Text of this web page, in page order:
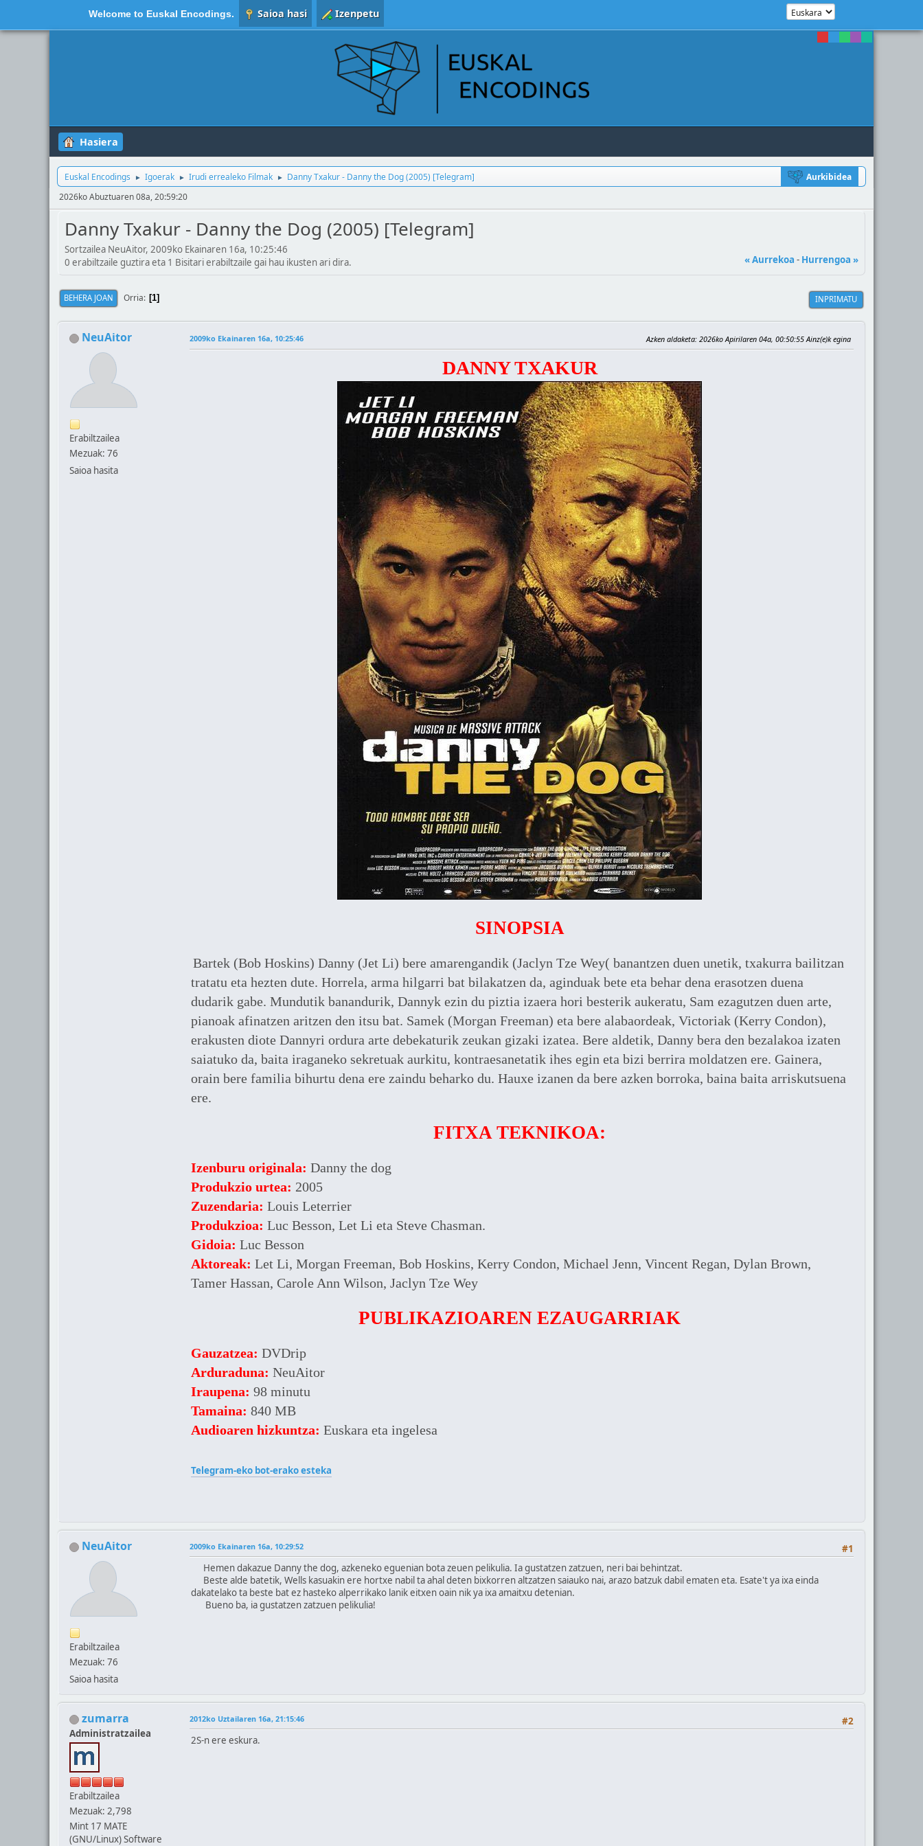
Welcome to Euskal Encodings. Saioa hasi Izenpetu
Hasiera
Euskal Encodings ► Igoerak ► Irudi errealeko Filmak ► Danny Txakur - Danny the Dog (2005) [Telegram]
Aurkibidea
2026ko Abuztuaren 08a, 20:59:20
Danny Txakur - Danny the Dog (2005) [Telegram]
Sortzailea NeuAitor, 2009ko Ekainaren 16a, 10:25:46
« Aurrekoa - Hurrengoa »
0 erabiltzaile guztira eta 1 Bisitari erabiltzaile gai hau ikusten ari dira.
INPRIMATU
BEHERA JOAN Orria 1
NeuAitor
Erabiltzailea
Mezuak: 76
Saioa hasita
2009ko Ekainaren 16a, 10:25:46 Azken aldaketa: 2026ko Apirilaren 04a, 00:50:55 Ainz(e)k egina
DANNY TXAKUR
SINOPSIA
Bartek (Bob Hoskins) Danny (Jet Li) bere amarengandik (Jaclyn Tze Wey( banantzen duen unetik, txakurra bailitzan
tratatu eta hezten dute. Horrela, arma hilgarri bat bilakatzen da, aginduak bete eta behar dena erasotzen duena
dudarik gabe. Mundutik banandurik, Dannyk ezin du piztia izaera hori besterik aukeratu, Sam ezagutzen duen arte,
pianoak afinatzen aritzen den itsu bat. Samek (Morgan Freeman) eta bere alabaordeak, Victoriak (Kerry Condon),
erakusten diote Dannyri ordura arte debekaturik zeukan gizaki izatea. Bere aldetik, Danny bera den bezalakoa izaten
saiatuko da, baita iraganeko sekretuak aurkitu, kontraesanetatik ihes egin eta bizi berrira moldatzen ere. Gainera,
orain bere familia bihurtu dena ere zaindu beharko du. Hauxe izanen da bere azken borroka, baina baita arriskutsuena
ere.
FITXA TEKNIKOA:
Izenburu originala: Danny the dog
Produkzio urtea: 2005
Zuzendaria: Louis Leterrier
Produkzioa: Luc Besson, Let Li eta Steve Chasman.
Gidoia: Luc Besson
Aktoreak: Let Li, Morgan Freeman, Bob Hoskins, Kerry Condon, Michael Jenn, Vincent Regan, Dylan Brown,
Tamer Hassan, Carole Ann Wilson, Jaclyn Tze Wey
PUBLIKAZIOAREN EZAUGARRIAK
Gauzatzea: DVDrip
Arduraduna: NeuAitor
Iraupena: 98 minutu
Tamaina: 840 MB
Audioaren hizkuntza: Euskara eta ingelesa
Telegram-eko bot-erako esteka
NeuAitor
Erabiltzailea
Mezuak: 76
Saioa hasita
#1
2009ko Ekainaren 16a, 10:29:52
Hemen dakazue Danny the dog, azkeneko eguenian bota zeuen pelikulia. Ia gustatzen zatzuen, neri bai behintzat.
Beste alde batetik, Wells kasuakin ere hortxe nabil ta ahal deten bixkorren altzatzen saiauko nai, arazo batzuk dabil ematen eta. Esate't ya ixa einda
dakatelako ta beste bat ez hasteko alperrikako lanik eitxen oain nik ya ixa amaitxu detenian.
Bueno ba, ia gustatzen zatzuen pelikulia!
zumarra
Administratzailea
Erabiltzailea
Mezuak: 2,798
Mint 17 MATE
(GNU/Linux) Software
#2
2012ko Uztailaren 16a, 21:15:46
2S-n ere eskura.